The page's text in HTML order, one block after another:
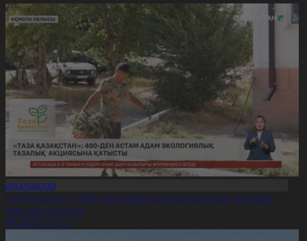
Қазақстан»: 400-ден астам адам экологиялық тазалық
қатысты
17:15